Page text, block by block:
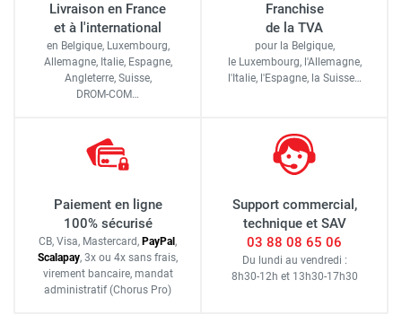
Livraison en France
et à l'international
en Belgique, Luxembourg,
Allemagne, Italie, Espagne,
Angleterre, Suisse,
DROM-COM…
Franchise
de la TVA
pour la Belgique,
le Luxembourg, l'Allemagne,
l'Italie, l'Espagne, la Suisse…
Paiement en ligne
100% sécurisé
CB, Visa, Mastercard, PayPal ,
Scalapay, 3x ou 4x sans frais,
virement bancaire, mandat
administratif (Chorus Pro)
Support commercial,
technique et SAV
03 88 08 65 06
Du lundi au vendredi :
8h30-12h et 13h30-17h30